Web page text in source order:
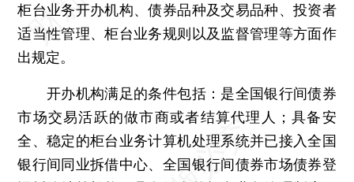
柜台业务开办机构、债券品种及交易品种、投资者
适当性管理、柜台业务规则以及监督管理等方面作
出规定。
开办机构满足的条件包括：是全国银行间债券
市场交易活跃的做市商或者结算代理人；具备安
全、稳定的柜台业务计算机处理系统并已接入全国
银行间同业拆借中心、全国银行间债券市场债券登